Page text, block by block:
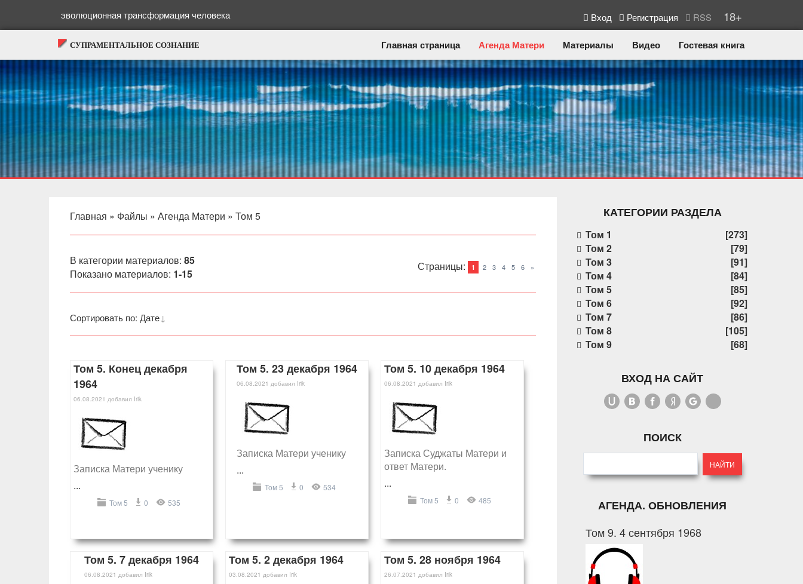
эволюционная трансформация человека Вход Регистрация RSS 18+
СУПРАМЕНТАЛЬНОЕ СОЗНАНИЕ Главная страница Агенда Матери Материалы Видео Гостевая книга
Главная » Файлы » Агенда Матери » Том 5
В категории материалов: 85
Показано материалов: 1-15
Страницы: 1 2 3 4 5 6 »
Сортировать по: Дате
Том 5. Конец декабря
1964
06.08.2021 добавил Irik
Записка Матери ученику
...
Том 5 0 535
Том 5. 23 декабря 1964
06.08.2021 добавил Irik
Записка Матери ученику
...
Том 5 0 534
Том 5. 10 декабря 1964
06.08.2021 добавил Irik
Записка Суджаты Матери и
ответ Матери.
...
Том 5 0 485
Том 5. 7 декабря 1964
06.08.2021 добавил Irik
Том 5. 2 декабря 1964
03.08.2021 добавил Irik
Том 5. 28 ноября 1964
26.07.2021 добавил Irik
КАТЕГОРИИ РАЗДЕЛА
Том 1
[273]
Том 2
[79]
Том 3
[91]
Том 4
[84]
Том 5
[85]
Том 6
[92]
Том 7
[86]
Том 8
[105]
Том 9
[68]
ВХОД НА САЙТ
ПОИСК
АГЕНДА. ОБНОВЛЕНИЯ
Том 9. 4 сентября 1968